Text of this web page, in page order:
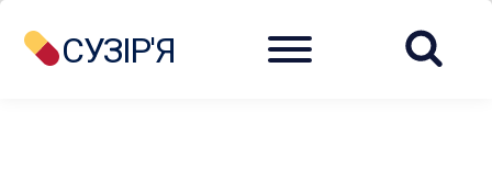
СУЗІР'Я Menu